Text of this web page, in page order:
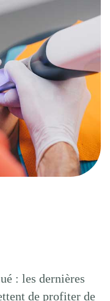
: les dernières
de profiter de